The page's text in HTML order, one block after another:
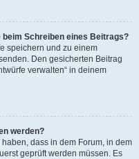
Schreiben eines Beitrags?
speichern und zu einem
Den gesicherten Beitrag
verwalten“ in deinem
werden?
dass in dem Forum, in dem
geprüft werden müssen. Es